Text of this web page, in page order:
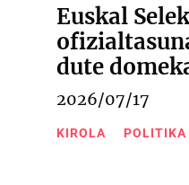
Euskal
dute
2026/07/17
KIROLA POLITIKA